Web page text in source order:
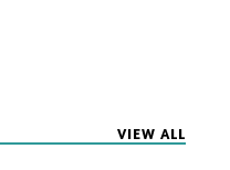
VIEW ALL